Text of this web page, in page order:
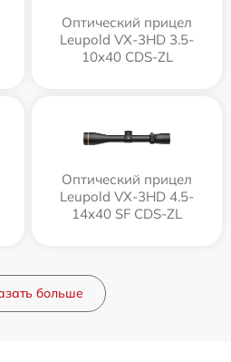
Оптический прицел
Leupold VX-3HD 3.5-
10x40 CDS-ZL
Оптический прицел
Leupold VX-3HD 4.5-
14x40 SF CDS-ZL
больше